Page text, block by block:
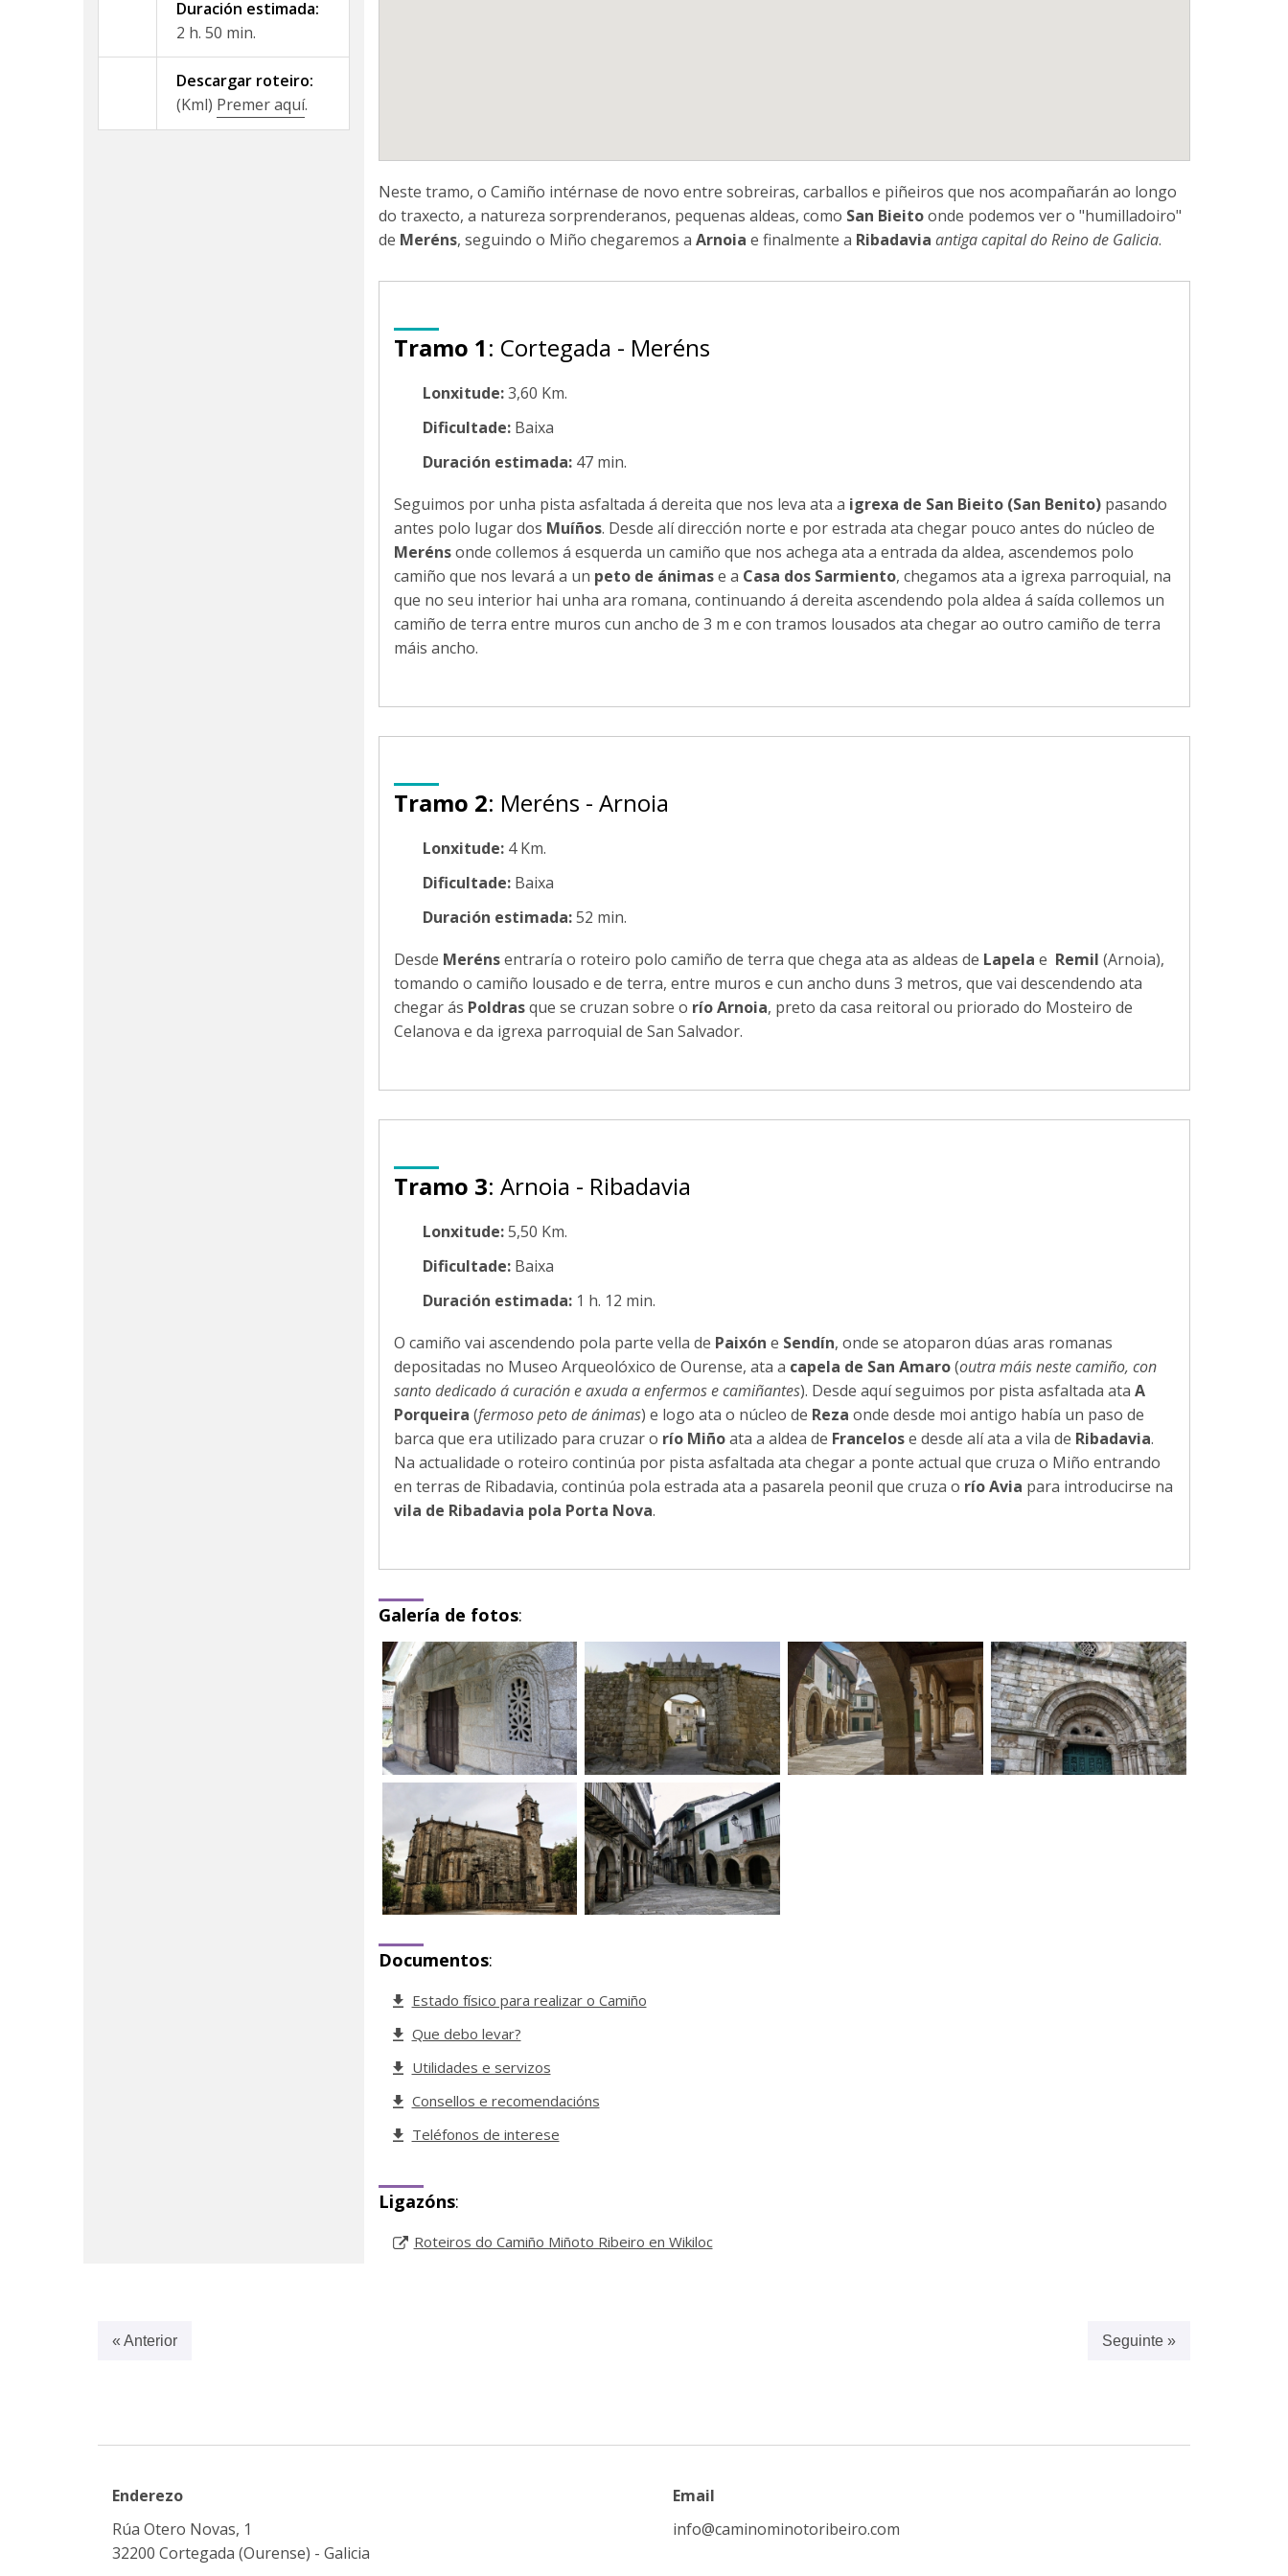
Duración estimada:
2 h. 50 min.
Descargar roteiro:
(Kml) Premer aquí.
Neste tramo, o Camiño intérnase de novo entre sobreiras, carballos e piñeiros que nos acompañarán ao longo
do traxecto, a natureza sorprenderanos, pequenas aldeas, como San Bieitoonde podemos ver o "humilladoiro"
de Meréns, seguindo o Miño chegaremos a Arnoia e finalmente a Ribadavia antiga capital do Reino de Galicia.
Tramo 1: Cortegada - Meréns
Lonxitude:3,60 Km.
Dificultade:Baixa
Duración estimada:47 min.
Seguimos por unha pista asfaltada á dereita que nos leva ata a igrexa de San Bieito (San Benito)pasando
antes polo lugar dos Muíños. Desde alí dirección norte e por estrada ata chegar pouco antes do núcleo de
Merénsonde collemos á esquerda un camiño que nos achega ata a entrada da aldea, ascendemos polo
camiño que nos levará a un peto de ánimase a Casa dos Sarmiento, chegamos ata a igrexa parroquial, na
que no seu interior hai unha ara romana, continuando á dereita ascendendo pola aldea á saída collemos un
camiño de terra entre muros cun ancho de 3 m e con tramos lousados ata chegar ao outro camiño de terra
máis ancho.
Tramo 2: Meréns - Arnoia
Lonxitude:4 Km.
Dificultade:Baixa
Duración estimada:52 min.
Desde Merénsentraría o roteiro polo camiño de terra que chega ata as aldeas de Lapela e Remil (Arnoia),
tomando o camiño lousado e de terra, entre muros e cun ancho duns 3 metros, que vai descendendo ata
chegar ás Poldrasque se cruzan sobre o río Arnoia, preto da casa reitoral ou priorado do Mosteiro de
Celanova e da igrexa parroquial de San Salvador.
Tramo 3: Arnoia - Ribadavia
Lonxitude:5,50 Km.
Dificultade:Baixa
Duración estimada:1 h. 12 min.
O camiño vai ascendendo pola parte vella de Paixón e Sendín, onde se atoparon dúas aras romanas
depositadas no Museo Arqueolóxico de Ourense, ata a capela de San Amaro(outra máis neste camiño, con
santo dedicado á curación e axuda a enfermos e camiñantes). Desde aquí seguimos por pista asfaltada ata A
Porqueira (fermoso peto de ánimas) e logo ata o núcleo de Reza onde desde moi antigo había un paso de
barca que era utilizado para cruzar o río Miñoata a aldea de Francelose desde alí ata a vila de Ribadavia.
Na actualidade o roteiro continúa por pista asfaltada ata chegar a ponte actual que cruza o Miño entrando
en terras de Ribadavia, continúa pola estrada ata a pasarela peonil que cruza o río Avia para introducirse na
vila de Ribadavia pola Porta Nova.
Galería de fotos:
Documentos:
Estado físico para realizar o Camiño
Que debo levar?
Utilidades e servizos
Consellos e recomendacións
Teléfonos de interese
Ligazóns:
Roteiros do Camiño Miñoto Ribeiro en Wikiloc
Seguinte »
« Anterior
Enderezo
Rúa Otero Novas, 1
32200 Cortegada (Ourense) - Galicia
Email
info@caminominotoribeiro.com